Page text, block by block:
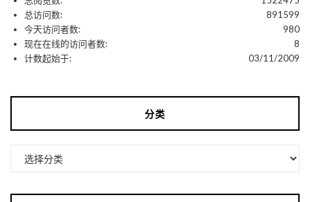
891599
总访问数:
980
今天访问者数:
8
现在在线的访问者数:
03/11/2009
计数起始于:
分类